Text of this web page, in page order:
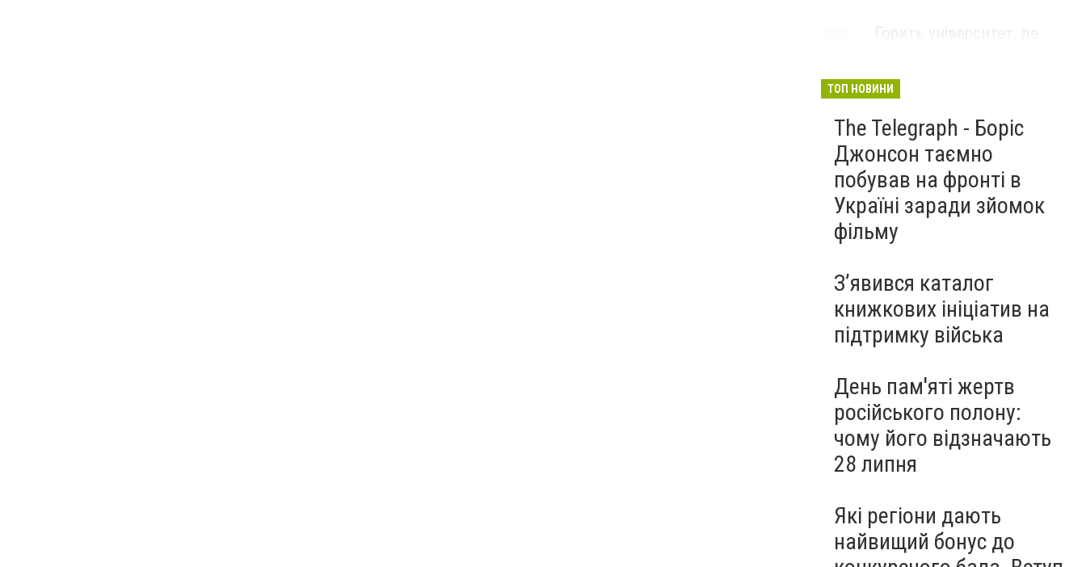
Горить університет, де
ТОП НОВИНИ
The Telegraph - Боріс
Джонсон таємно
побував на фронті в
Україні заради зйомок
фільму
З’явився каталог
книжкових ініціатив на
підтримку війська
День пам'яті жертв
російського полону:
чому його відзначають
28 липня
Які регіони дають
найвищий бонус до